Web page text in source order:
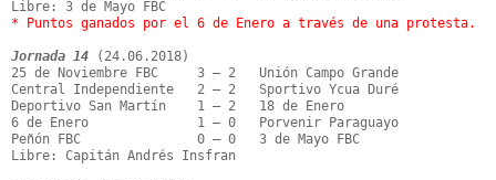
* Puntos ganados por el 6 de Enero a través de una protesta.
Jornada 14 (24.06.2018)
25 de Noviembre FBC     3 – 2   Unión Campo Grande
Central Independiente   2 – 2   Sportivo Ycua Duré
Deportivo San Martín    1 – 2   18 de Enero
6 de Enero              1 – 0   Porvenir Paraguayo
Peñón FBC               0 – 0   3 de Mayo FBC
Libre: Capitán Andrés Insfran